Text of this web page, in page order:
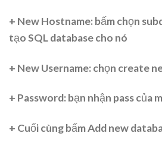
+ New Hostname: bấm chọn
tạo SQL database cho nó
+ New Username: chọn create
+ Password: bạn nhận pass của
+ Cuối cùng bấm Add new